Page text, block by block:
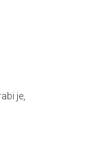
je,